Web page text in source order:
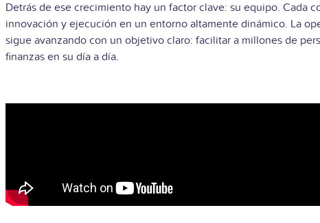
Detrás de ese crecimiento hay un factor clave: su equipo. Cada
innovación y ejecución en un entorno altamente dinámico. La
sigue avanzando con un objetivo claro: facilitar a millones de
finanzas en su día a día.